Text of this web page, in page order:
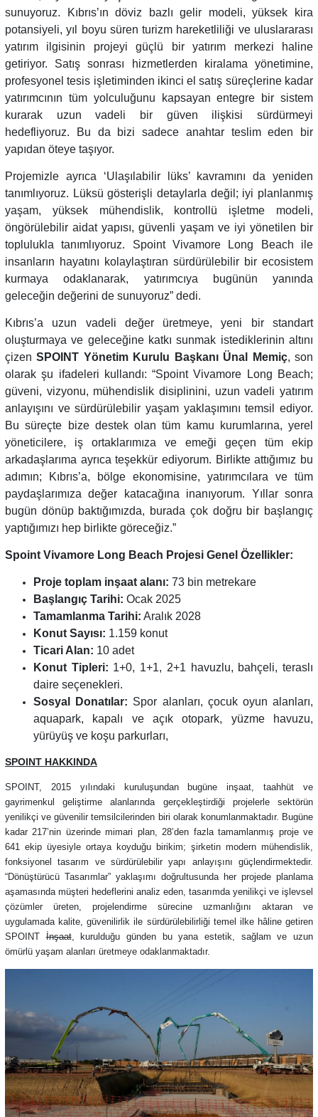
sunuyoruz. Kıbrıs’ın döviz bazlı gelir modeli, yüksek kira
potansiyeli, yıl boyu süren turizm hareketliliği ve uluslararası
yatırım ilgisinin projeyi güçlü bir yatırım merkezi haline
getiriyor. Satış sonrası hizmetlerden kiralama yönetimine,
profesyonel tesis işletiminden ikinci el satış süreçlerine kadar
yatırımcının tüm yolculuğunu kapsayan entegre bir sistem
kurarak uzun vadeli bir güven ilişkisi sürdürmeyi
hedefliyoruz. Bu da bizi sadece anahtar teslim eden bir
yapıdan öteye taşıyor.
Projemizle ayrıca ‘Ulaşılabilir lüks’ kavramını da yeniden
tanımlıyoruz. Lüksü gösterişli detaylarla değil; iyi planlanmış
yaşam, yüksek mühendislik, kontrollü işletme modeli,
öngörülebilir aidat yapısı, güvenli yaşam ve iyi yönetilen bir
toplulukla tanımlıyoruz. Spoint Vivamore Long Beach ile
insanların hayatını kolaylaştıran sürdürülebilir bir ecosistem
kurmaya odaklanarak, yatırımcıya bugünün yanında
geleceğin değerini de sunuyoruz” dedi.
Kıbrıs’a uzun vadeli değer üretmeye, yeni bir standart
oluşturmaya ve geleceğine katkı sunmak istediklerinin altını
çizenSPOINT Yönetim Kurulu Başkanı Ünal Memiç, son
olarak şu ifadeleri kullandı: “Spoint Vivamore Long Beach;
güveni, vizyonu, mühendislik disiplinini, uzun vadeli yatırım
anlayışını ve sürdürülebilir yaşam yaklaşımını temsil ediyor.
Bu süreçte bize destek olan tüm kamu kurumlarına, yerel
yöneticilere, iş ortaklarımıza ve emeği geçen tüm ekip
arkadaşlarıma ayrıca teşekkür ediyorum. Birlikte attığımız bu
adımın; Kıbrıs’a, bölge ekonomisine, yatırımcılara ve tüm
paydaşlarımıza değer katacağına inanıyorum. Yıllar sonra
bugün dönüp baktığımızda, burada çok doğru bir başlangıç
yaptığımızı hep birlikte göreceğiz.”
Spoint Vivamore Long Beach Projesi Genel Özellikler:
Proje toplam inşaat alanı: 73 bin metrekare
Başlangıç Tarihi: Ocak 2025
Tamamlanma Tarihi: Aralık 2028
Konut Sayısı: 1.159 konut
Ticari Alan: 10 adet
Konut Tipleri: 1+0, 1+1, 2+1 havuzlu, bahçeli, teraslı
daire seçenekleri.
Sosyal Donatılar: Spor alanları, çocuk oyun alanları,
aquapark, kapalı ve açık otopark, yüzme havuzu,
yürüyüş ve koşu parkurları,
SPOINT HAKKINDA
SPOINT, 2015 yılındaki kuruluşundan bugüne inşaat, taahhüt ve
gayrimenkul geliştirme alanlarında gerçekleştirdiği projelerle sektörün
yenilikçi ve güvenilir temsilcilerinden biri olarak konumlanmaktadır. Bugüne
kadar 217’nin üzerinde mimari plan, 28’den fazla tamamlanmış proje ve
641 ekip üyesiyle ortaya koyduğu birikim; şirketin modern mühendislik,
fonksiyonel tasarım ve sürdürülebilir yapı anlayışını güçlendirmektedir.
“Dönüştürücü Tasarımlar” yaklaşımı doğrultusunda her projede planlama
aşamasında müşteri hedeflerini analiz eden, tasarımda yenilikçi ve işlevsel
çözümler üreten, projelendirme sürecine uzmanlığını aktaran ve
uygulamada kalite, güvenilirlik ile sürdürülebilirliği temel ilke hâline getiren
SPOINTİnşaat, kurulduğu günden bu yana estetik, sağlam ve uzun
ömürlü yaşam alanları üretmeye odaklanmaktadır.